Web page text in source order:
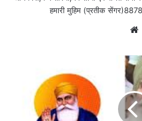
हमारी मुहिम (प्रतीक